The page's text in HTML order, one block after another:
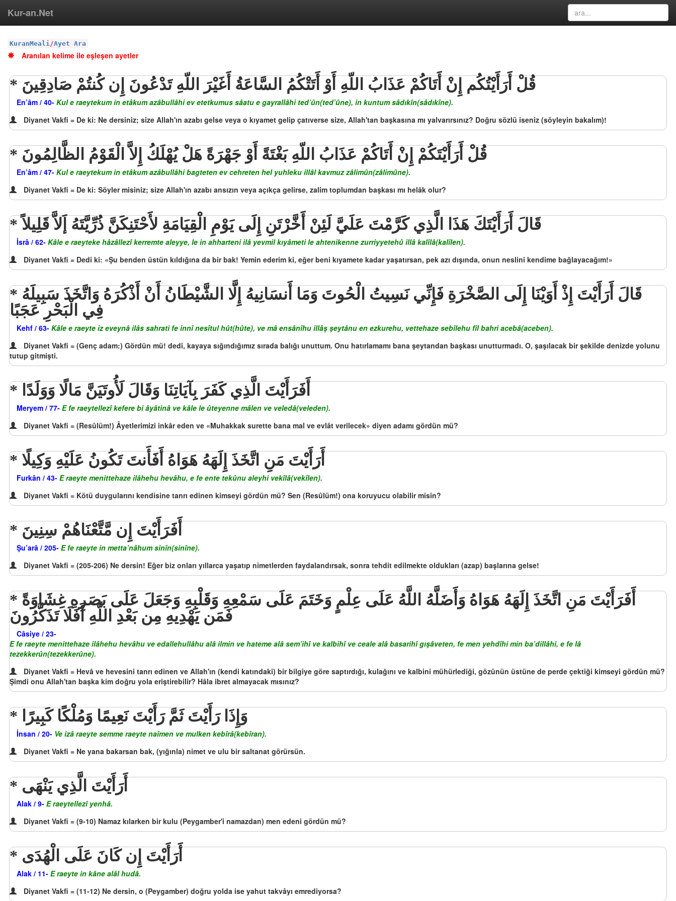
Kur-an.Net
KuranMeali/Ayet Ara
Aranılan kelime ile eşleşen ayetler
قُلْ أَرَأَيْتُكُم إِنْ أَتَاكُمْ عَذَابُ اللّهِ أَوْ أَتَتْكُمُ السَّاعَةُ أَغَيْرَ اللّهِ تَدْعُونَ إِن كُنتُمْ صَادِقِينَ
En’âm / 40- Kul e raeytekum in etâkum azâbullâhi ev etetkumus sâatu e gayrallâhi ted’ûn(ted’ûne), in kuntum sâdıkîn(sâdıkîne).
Diyanet Vakfi = De ki: Ne dersiniz; size Allah'ın azabı gelse veya o kıyamet gelip çatıverse size, Allah'tan başkasına mı yalvarırsınız? Doğru sözlü iseniz (söyleyin bakalım)!
قُلْ أَرَأَيْتَكُمْ إِنْ أَتَاكُمْ عَذَابُ اللّهِ بَغْتَةً أَوْ جَهْرَةً هَلْ يُهْلَكُ إِلاَّ الْقَوْمُ الظَّالِمُونَ
En’âm / 47- Kul e raeytekum in etâkum azâbullâhi bagteten ev cehreten hel yuhleku illâl kavmuz zâlimûn(zâlimûne).
Diyanet Vakfi = De ki: Söyler misiniz; size Allah'ın azabı ansızın veya açıkça gelirse, zalim toplumdan başkası mı helâk olur?
قَالَ أَرَأَيْتَكَ هَذَا الَّذِي كَرَّمْتَ عَلَيَّ لَئِنْ أَخَّرْتَنِ إِلَى يَوْمِ الْقِيَامَةِ لأَحْتَنِكَنَّ ذُرِّيَّتَهُ إَلاَّ قَلِيلاً
İsrâ / 62- Kâle e raeyteke hâzâllezî kerremte aleyye, le in ahharteni ilâ yevmil kıyâmeti le ahtenikenne zurriyyetehû illâ kalîlâ(kalîlen).
Diyanet Vakfi = Dedi ki: «Şu benden üstün kıldığına da bir bak! Yemin ederim ki, eğer beni kıyamete kadar yaşatırsan, pek azı dışında, onun neslini kendime bağlayacağım!»
فِي الْبَحْرِ عَجَبًا
Kehf / 63- Kâle e raeyte iz eveynâ ilâs sahrati fe innî nesîtul hût(hûte), ve mâ ensânîhu illâş şeytânu en ezkurehu, vettehaze sebîlehu fîl bahri acebâ(aceben).
Diyanet Vakfi = (Genç adam:) Gördün mü! dedi, kayaya sığındığımız sırada balığı unuttum. Onu hatırlamamı bana şeytandan başkası unutturmadı. O, şaşılacak bir şekilde denizde yolunu
tutup gitmişti.
أَفَرَأَيْتَ الَّذِي كَفَرَ بِآيَاتِنَا وَقَالَ لَأُوتَيَنَّ مَالًا وَوَلَدًا
Meryem / 77- E fe raeytellezî kefere bi âyâtinâ ve kâle le ûteyenne mâlen ve veledâ(veleden).
Diyanet Vakfi = (Resûlüm!) Âyetlerimizi inkâr eden ve «Muhakkak surette bana mal ve evlât verilecek» diyen adamı gördün mü?
أَرَأَيْتَ مَنِ اتَّخَذَ إِلَهَهُ هَوَاهُ أَفَأَنتَ تَكُونُ عَلَيْهِ وَكِيلًا
Furkân / 43- E raeyte menittehaze ilâhehu hevâhu, e fe ente tekûnu aleyhi vekîlâ(vekîlen).
Diyanet Vakfi = Kötü duygularını kendisine tanrı edinen kimseyi gördün mü? Sen (Resûlüm!) ona koruyucu olabilir misin?
أَفَرَأَيْتَ إِن مَّتَّعْنَاهُمْ سِنِينَ
Şu’arâ / 205- E fe raeyte in metta’nâhum sinîn(sinîne).
Diyanet Vakfi = (205-206) Ne dersin! Eğer biz onları yıllarca yaşatıp nimetlerden faydalandırsak, sonra tehdit edilmekte oldukları (azap) başlarına gelse!
فَمَن يَهْدِيهِ مِن بَعْدِ اللَّهِ أَفَلَا تَذَكَّرُونَ
Câsiye / 23-
E fe raeyte menittehaze ilâhehu hevâhu ve edallehullâhu alâ ilmin ve hateme alâ sem’ihî ve kalbihî ve ceale alâ basarihî gışâveten, fe men yehdîhi min ba’dillâhi, e fe lâ
tezekkerûn(tezekkerûne).
Diyanet Vakfi = Hevâ ve hevesini tanrı edinen ve Allah'ın (kendi katındaki) bir bilgiye göre saptırdığı, kulağını ve kalbini mühürlediği, gözünün üstüne de perde çektiği kimseyi gördün mü?
Şimdi onu Allah'tan başka kim doğru yola eriştirebilir? Hâla ibret almayacak mısınız?
وَإِذَا رَأَيْتَ ثَمَّ رَأَيْتَ نَعِيمًا وَمُلْكًا كَبِيرًا
İnsan / 20- Ve izâ raeyte semme raeyte naîmen ve mulken kebîrâ(kebîran).
Diyanet Vakfi = Ne yana bakarsan bak, (yığınla) nimet ve ulu bir saltanat görürsün.
أَرَأَيْتَ الَّذِي يَنْهَى
Alak / 9- E raeytellezî yenhâ.
Diyanet Vakfi = (9-10) Namaz kılarken bir kulu (Peygamber'i namazdan) men edeni gördün mü?
أَرَأَيْتَ إِن كَانَ عَلَى الْهُدَى
Alak / 11- E raeyte in kâne alâl hudâ.
Diyanet Vakfi = (11-12) Ne dersin, o (Peygamber) doğru yolda ise yahut takvâyı emrediyorsa?